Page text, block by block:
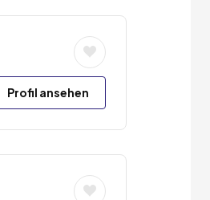
Profil ansehen